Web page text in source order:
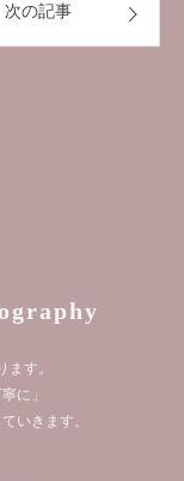
次の記事
す。
に」
いきます。